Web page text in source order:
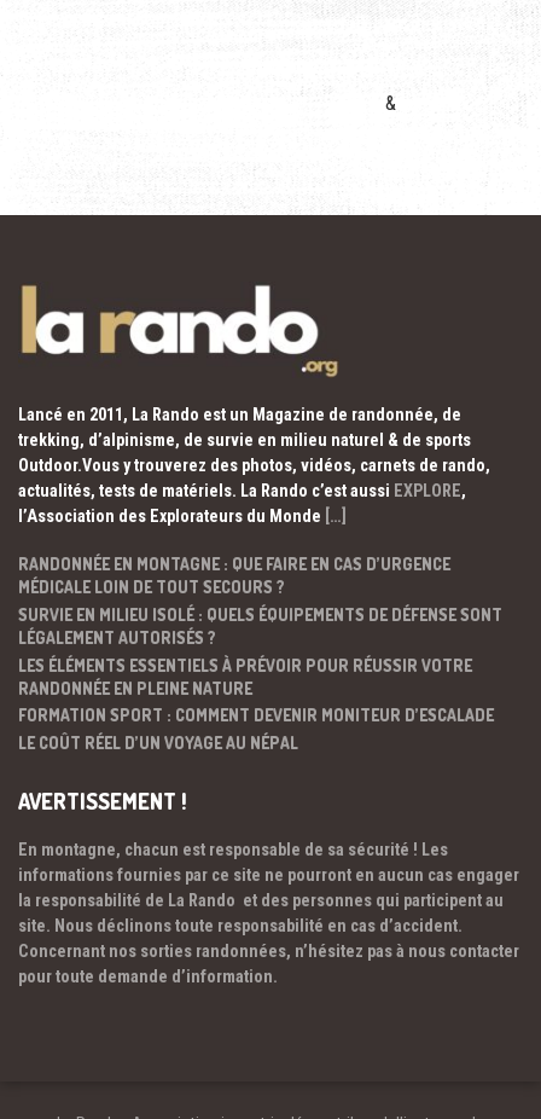
&
Lancé en 2011, La Rando est un Magazine de randonnée, de
trekking, d’alpinisme, de survie en milieu naturel & de sports
Outdoor.Vous y trouverez des photos, vidéos, carnets de rando,
actualités, tests de matériels. La Rando c’est aussi EXPLORE,
l’Association des Explorateurs du Monde […]
RANDONNÉE EN MONTAGNE : QUE FAIRE EN CAS D’URGENCE
MÉDICALE LOIN DE TOUT SECOURS ?
SURVIE EN MILIEU ISOLÉ : QUELS ÉQUIPEMENTS DE DÉFENSE SONT
LÉGALEMENT AUTORISÉS ?
LES ÉLÉMENTS ESSENTIELS À PRÉVOIR POUR RÉUSSIR VOTRE
RANDONNÉE EN PLEINE NATURE
FORMATION SPORT : COMMENT DEVENIR MONITEUR D’ESCALADE
LE COÛT RÉEL D’UN VOYAGE AU NÉPAL
AVERTISSEMENT !
En montagne, chacun est responsable de sa sécurité ! Les
informations fournies par ce site ne pourront en aucun cas engager
la responsabilité de La Rando et des personnes qui participent au
site. Nous déclinons toute responsabilité en cas d’accident.
Concernant nos sorties randonnées, n’hésitez pas à nous contacter
pour toute demande d’information.